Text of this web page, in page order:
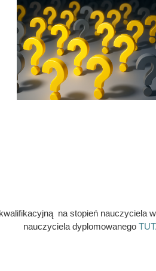
na stopień nauczyciela
nauczyciela dyplomowanego